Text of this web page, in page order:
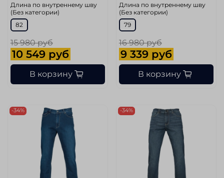
Длина по внутреннему шву
(Без категории)
82
15 980 руб
10 549 руб
В корзину
Длина по внутреннему шву
(Без категории)
79
16 980 руб
9 339 руб
В корзину
-34% -34%